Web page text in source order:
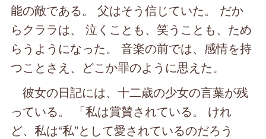
能の敵である。 父はそう信じていた。 だか
らクララは、 泣くことも、笑うことも、ため
らうようになった。 音楽の前では、感情を持
つことさえ、どこか罪のように思えた。
彼女の日記には、十二歳の少女の言葉が残
っている。 「私は賞賛されている。 けれ
ど、私は“私”として愛されているのだろう